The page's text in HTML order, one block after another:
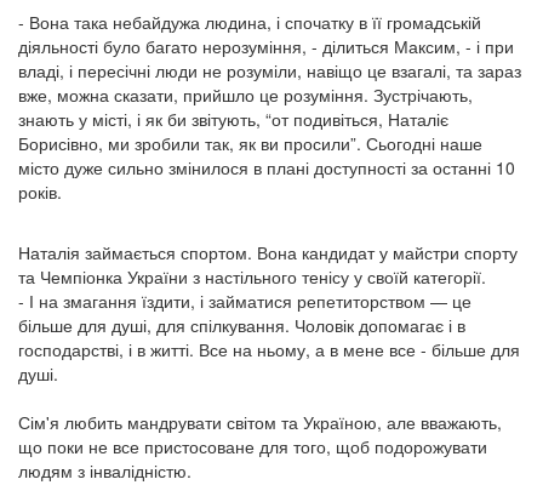
- Вона така небайдужа людина, і спочатку в її громадській
діяльності було багато нерозуміння, - ділиться Максим, - і при
владі, і пересічні люди не розуміли, навіщо це взагалі, та зараз
вже, можна сказати, прийшло це розуміння. Зустрічають,
знають у місті, і як би звітують, “от подивіться, Наталіє
Борисівно, ми зробили так, як ви просили”. Сьогодні наше
місто дуже сильно змінилося в плані доступності за останні 10
років.
Наталія займається спортом. Вона кандидат у майстри спорту
та Чемпіонка України з настільного тенісу у своїй категорії.
- І на змагання їздити, і займатися репетиторством — це
більше для душі, для спілкування. Чоловік допомагає і в
господарстві, і в житті. Все на ньому, а в мене все - більше для
душі.
Сім'я любить мандрувати світом та Україною, але вважають,
що поки не все пристосоване для того, щоб подорожувати
людям з інвалідністю.